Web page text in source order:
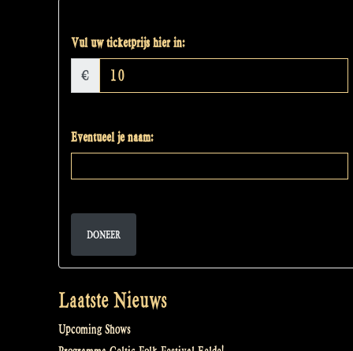
Vul uw ticketprijs hier in:
€
Eventueel je naam:
DONEER
Laatste Nieuws
Upcoming Shows